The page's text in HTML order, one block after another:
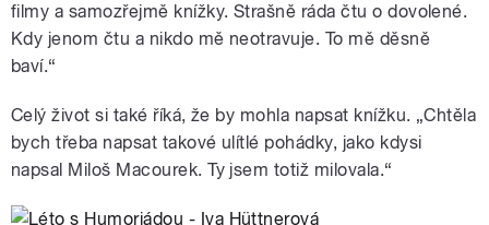
filmy a samozřejmě knížky. Strašně ráda čtu o dovolené.
Kdy jenom čtu a nikdo mě neotravuje. To mě děsně
baví.“
Celý život si také říká, že by mohla napsat knížku. „Chtěla
bych třeba napsat takové ulítlé pohádky, jako kdysi
napsal Miloš Macourek. Ty jsem totiž milovala.“